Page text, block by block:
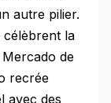
autre pilier.
célèbrent la
de
recrée
avec des